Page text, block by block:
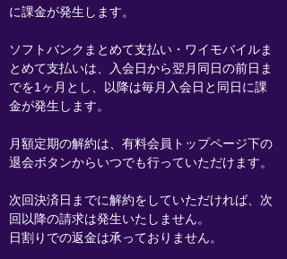
に課金が発生します。
ソフトバンクまとめて支払い・ワイモバイルま
とめて支払いは、入会日から翌月同日の前日ま
でを1ヶ月とし、以降は毎月入会日と同日に課
金が発生します。
月額定期の解約は、有料会員トップページ下の
退会ボタンからいつでも行っていただけます。
次回決済日までに解約をしていただければ、次
回以降の請求は発生いたしません。
日割りでの返金は承っておりません。